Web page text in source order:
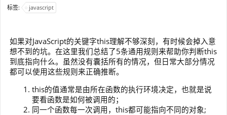
标签: javascript
如果对JavaScript的关键字this理解不够深刻，有时候会掉入意
想不到的坑。在这里我们总结了5条通用规则来帮助你判断this
到底指向什么。虽然没有囊括所有的情况，但日常大部分情况
都可以使用这些规则来正确推断。
this的值通常是由所在函数的执行环境决定，也就是说
要看函数是如何被调用的；
同一个函数每一次调用，this都可能指向不同的对象;